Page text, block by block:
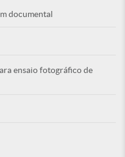
documental
ensaio fotográfico de